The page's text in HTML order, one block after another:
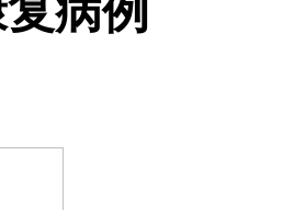
病例